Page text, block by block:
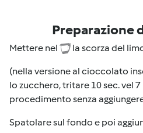
Preparazione
Mettere nel la scorza del
(nella versione al cioccolato
lo zucchero, tritare 10 sec. vel
procedimento senza
Spatolare sul fondo e poi